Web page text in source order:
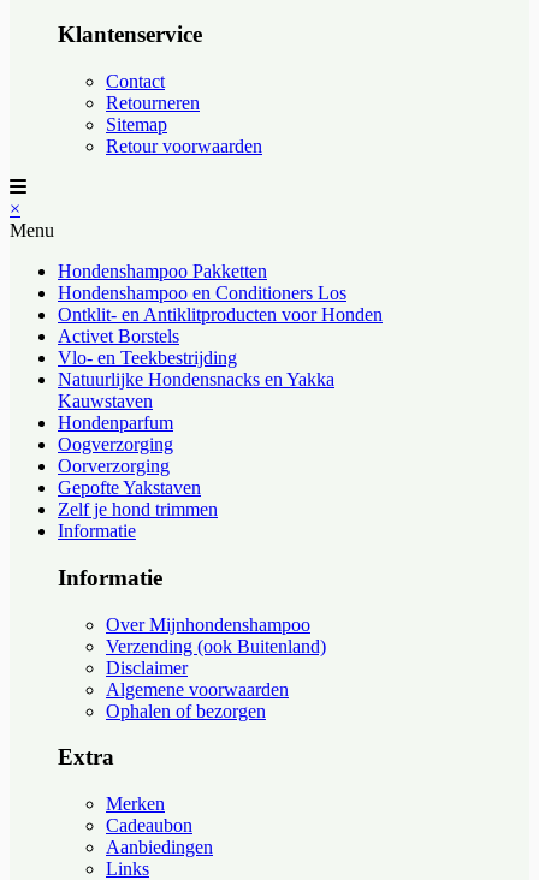
Klantenservice
Contact
Retourneren
Sitemap
Retour voorwaarden
×
Menu
Hondenshampoo Pakketten
Hondenshampoo en Conditioners Los
Ontklit- en Antiklitproducten voor Honden
Activet Borstels
Vlo- en Teekbestrijding
Natuurlijke Hondensnacks en Yakka
Kauwstaven
Hondenparfum
Oogverzorging
Oorverzorging
Gepofte Yakstaven
Zelf je hond trimmen
Informatie
Informatie
Over Mijnhondenshampoo
Verzending (ook Buitenland)
Disclaimer
Algemene voorwaarden
Ophalen of bezorgen
Extra
Merken
Cadeaubon
Aanbiedingen
Links